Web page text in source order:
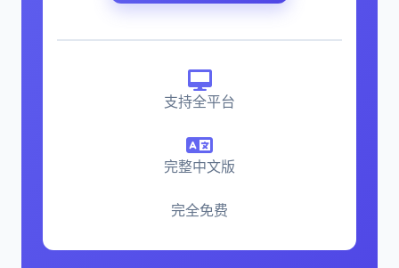
支持全平台
完整中文版
完全免费